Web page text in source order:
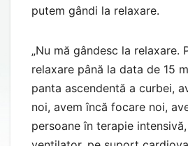
putem gândi la relaxare.
„Nu mă gândesc la relaxare.
relaxare până la data de 15
panta ascendentă a curbei,
noi, avem încă focare noi,
persoane în terapie